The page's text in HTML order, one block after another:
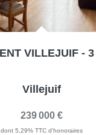
Villejuif
239 000 €
dont 5,29% TTC d'honoraires